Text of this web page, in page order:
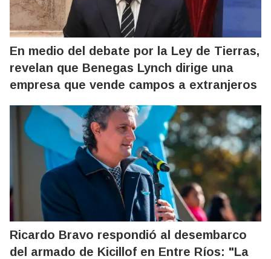
En medio del debate por la Ley de Tierras,
revelan que Benegas Lynch dirige una
empresa que vende campos a extranjeros
Ricardo Bravo respondió al desembarco
del armado de Kicillof en Entre Ríos: "La